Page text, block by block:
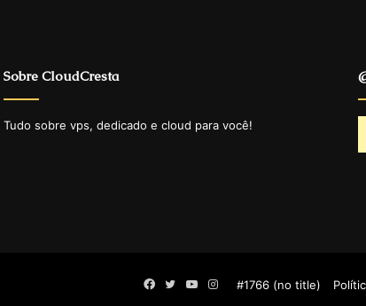
Sobre CloudCresta
Tudo sobre vps, dedicado e cloud para você!
#1766 (no title)
Facebook
TwitterYouTube
Instagram